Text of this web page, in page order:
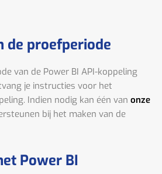
de proefperiode
van de Power BI API-koppeling
je instructies voor het
Indien nodig kan één van onze
bij het maken van de
Power BI